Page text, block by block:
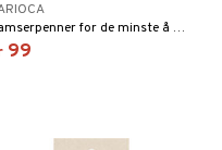
Bamserpenner for de minste å male med.
99